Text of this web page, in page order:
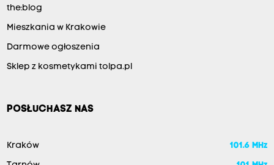
the:blog
Mieszkania w Krakowie
Darmowe ogłoszenia
Sklep z kosmetykami tolpa.pl
POSŁUCHASZ NAS
Kraków 101.6 MHz